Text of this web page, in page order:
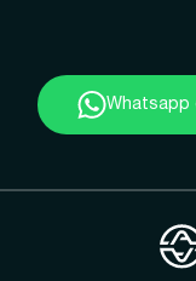
Whatsapp